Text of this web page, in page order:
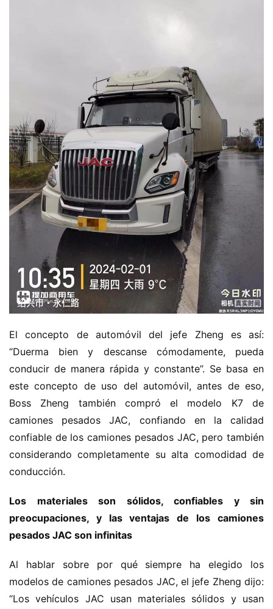
El concepto de automóvil del jefe Zheng es así:
“Duerma bien y descanse cómodamente, pueda
conducir de manera rápida y constante”. Se basa en
este concepto de uso del automóvil, antes de eso,
Boss Zheng también compró el modelo K7 de
camiones pesados JAC, confiando en la calidad
confiable de los camiones pesados JAC, pero también
considerando completamente su alta comodidad de
conducción.
Los materiales son sólidos, confiables y sin
preocupaciones, y las ventajas de los camiones
pesados JAC son infinitas
Al hablar sobre por qué siempre ha elegido los
modelos de camiones pesados JAC, el jefe Zheng dijo:
“Los vehículos JAC usan materiales sólidos y usan